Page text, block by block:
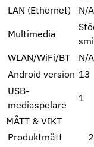
LAN (Ethernet)
N/A
Multimedia
WLAN/WiFi/BT
N/A
Android version 13
USB-
mediaspelare
1
MÅTT & VIKT
Produktmått